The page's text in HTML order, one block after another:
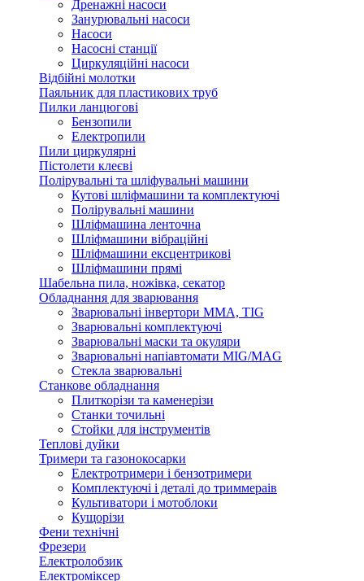
Дренажні насоси
Занурювальні насоси
Насоси
Насосні станції
Циркуляційні насоси
Відбійні молотки
Паяльник для пластикових труб
Пилки ланцюгові
Бензопили
Електропили
Пили циркулярні
Пістолети клеєві
Полірувальні та шліфувальні машини
Кутові шліфмашини та комплектуючі
Полірувальні машини
Шліфмашина ленточна
Шліфмашини вібраційні
Шліфмашини ексцентрикові
Шліфмашини прямі
Шабельна пила, ножівка, секатор
Обладнання для зварювання
Зварювальні інвертори ММА, TIG
Зварювальні комплектуючі
Зварювальні маски та окуляри
Зварювальні напіавтомати MIG/MAG
Стекла зварювальні
Станкове обладнання
Плиткорізи та каменерізи
Станки точильні
Стойки для інструментів
Теплові дуйки
Тримери та газонокосарки
Електротримери і бензотримери
Комплектуючі і деталі до триммераів
Культиватори і мотоблоки
Кущорізи
Фени технічні
Фрезери
Електролобзик
Електроміксер